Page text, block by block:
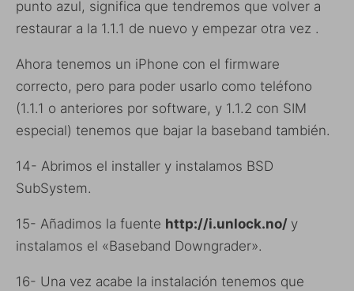
punto azul, significa que tendremos que volver a
restaurar a la 1.1.1 de nuevo y empezar otra vez .
Ahora tenemos un iPhone con el firmware
correcto, pero para poder usarlo como teléfono
(1.1.1 o anteriores por software, y 1.1.2 con SIM
especial) tenemos que bajar la baseband también.
14- Abrimos el installer y instalamos BSD
SubSystem.
15- Añadimos la fuente http://i.unlock.no/ y
instalamos el «Baseband Downgrader».
16- Una vez acabe la instalación tenemos que